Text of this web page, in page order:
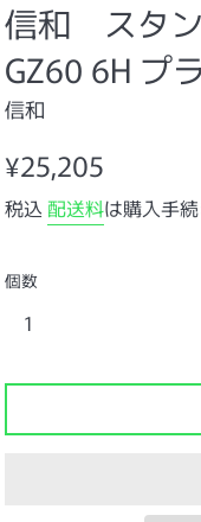
信和 スタン
GZ60 6H プ
信和
通
価
¥25,205
税込 配送料は購入手
個数